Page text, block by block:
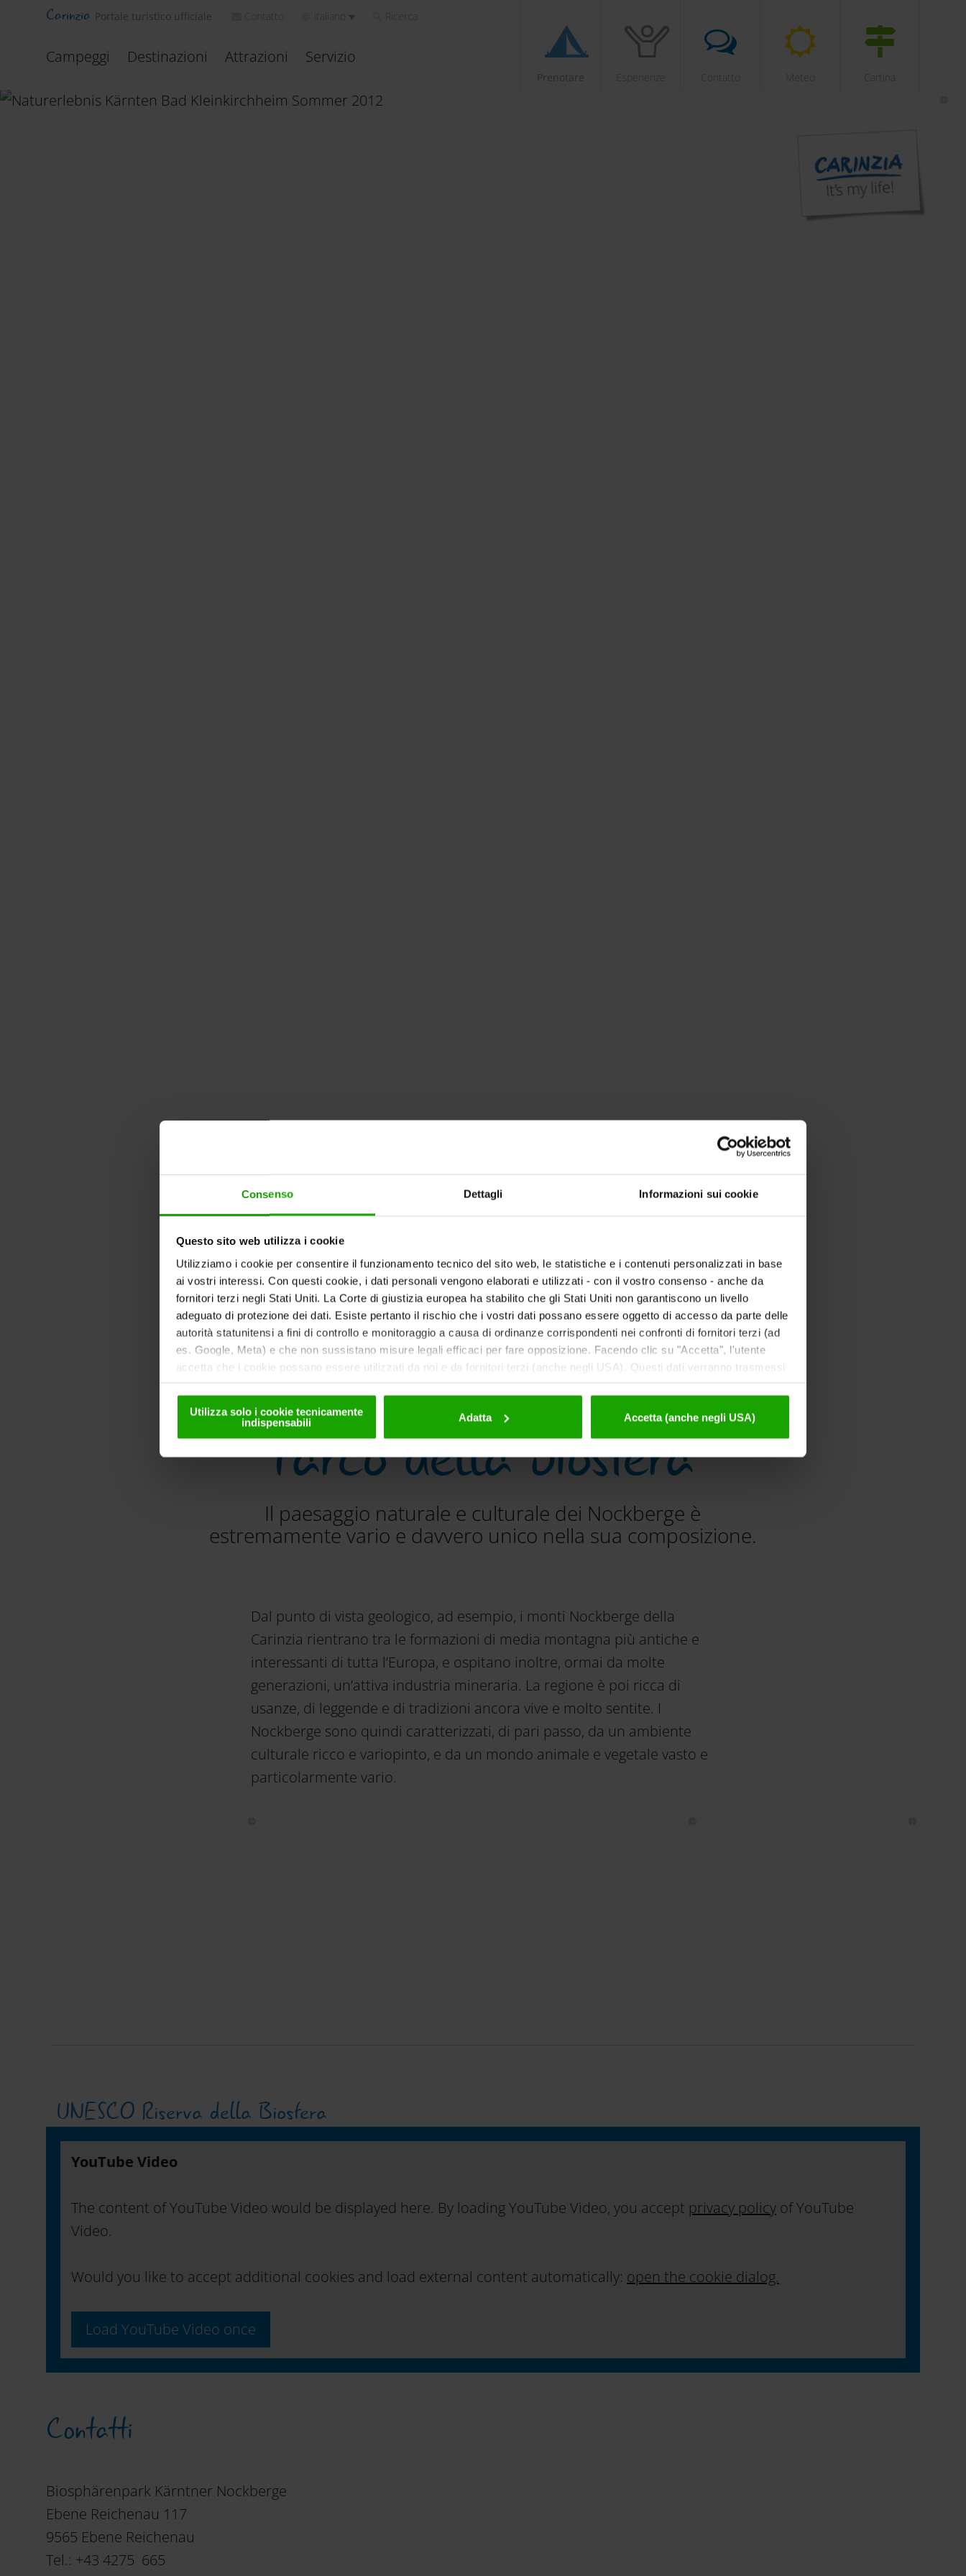
Consenso Dettagli Informazioni sui cookie
Questo sito web utilizza i cookie
Utilizziamo i cookie per consentire il funzionamento tecnico del sito web, le statistiche e i contenuti personalizzati in base
ai vostri interessi. Con questi cookie, i dati personali vengono elaborati e utilizzati - con il vostro consenso - anche da
fornitori terzi negli Stati Uniti. La Corte di giustizia europea ha stabilito che gli Stati Uniti non garantiscono un livello
adeguato di protezione dei dati. Esiste pertanto il rischio che i vostri dati possano essere oggetto di accesso da parte delle
autorità statunitensi a fini di controllo e monitoraggio a causa di ordinanze corrispondenti nei confronti di fornitori terzi (ad
es. Google, Meta) e che non sussistano misure legali efficaci per fare opposizione. Facendo clic su "Accetta", l'utente
accetta che i cookie possano essere utilizzati da noi e da fornitori terzi (anche negli USA). Questi dati verranno trasmessi
Utilizza solo i cookie tecnicamente
indispensabili
Adatta Accetta (anche negli USA)
Carinzia Portale turistico ufficiale
Campeggi Destinazioni Attrazioni Servizio
Prenotare
Scorri verso il basso
Parco della biosfera
Il paesaggio naturale e culturale dei Nockberge è
estremamente vario e davvero unico nella sua composizione.
Dal punto di vista geologico, ad esempio, i monti Nockberge della
Carinzia rientrano tra le formazioni di media montagna più antiche e
interessanti di tutta l’Europa, e ospitano inoltre, ormai da molte
generazioni, un’attiva industria mineraria. La regione è poi ricca di
usanze, di leggende e di tradizioni ancora vive e molto sentite. I
Nockberge sono quindi caratterizzati, di pari passo, da un ambiente
culturale ricco e variopinto, e da un mondo animale e vegetale vasto e
particolarmente vario.
UNESCO Riserva della Biosfera
YouTube Video
The content of YouTube Video would be displayed here. By loading YouTube Video, you accept privacy policy of YouTube
Video.
Would you like to accept additional cookies and load external content automatically: open the cookie dialog.
Load YouTube Video once
Contatti
Biosphärenpark Kärntner Nockberge
Ebene Reichenau 117
9565 Ebene Reichenau
Tel.: +43 4275 665